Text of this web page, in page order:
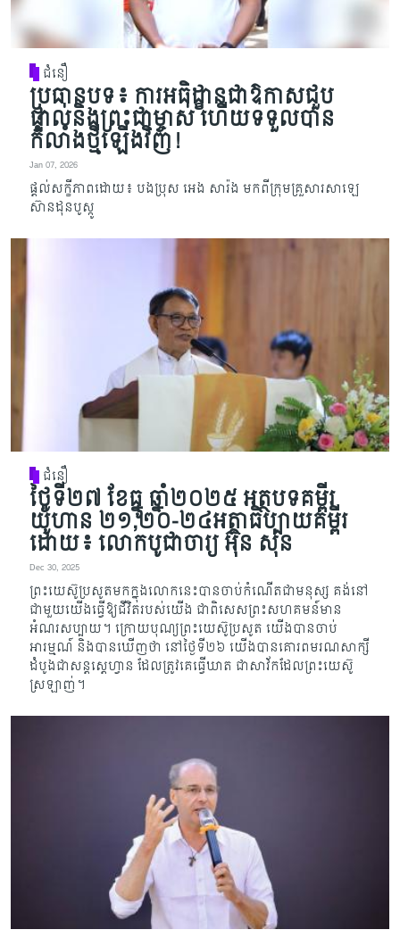
ជំនឿ
ប្រធានបទ៖ ការអធិដ្ខានជាឱកាសជួប
ផ្ទាល់និងព្រះជាម្ចាស់ ហើយទទួលបាន
កំលាំងថ្មីឡើងវិញ!
Jan 07, 2026
ផ្តល់សក្ខីភាពដោយ៖ បងប្រុស អេង សារ៉ង មកពីក្រុមគ្រួសារសាឡេ
ស៊ានដុនបូស្កូ
ជំនឿ
ថ្ងៃទី២៧ ខែធ្នូ ឆ្នាំ២០២៥ អត្ថបទគម្ពីរ
យ៉ូហាន ២១,២០-២៤អត្ថាធិប្បាយគម្ពីរ
ដោយ៖ លោកបូជាចារ្យ អ៊ុន សុន
Dec 30, 2025
ព្រះយេស៊ូប្រសូតមកក្នុងលោកនេះបានចាប់កំណើតជាមនុស្ស គង់នៅ​
ជា​មួយយើងធ្វើឱ្យជីវិតរបស់យើង ជាពិសេសព្រះសហគមន៍មាន
អំណរសប្បាយ។ ក្រោយបុណ្យព្រះយេស៊ូប្រសូត យើងបាន​ចាប់​​
អារម្មណ៍ និង​បានឃើញថា នៅថ្ងៃទី២៦ យើងបានគោរពមរណសាក្សី
ដំបូងជាសន្តស្តេហ្វាន ដែល​ត្រូវគេធ្វើឃាត ជា​សាវ័ក​​ដែលព្រះយេស៊ូ
ស្រឡាញ់។